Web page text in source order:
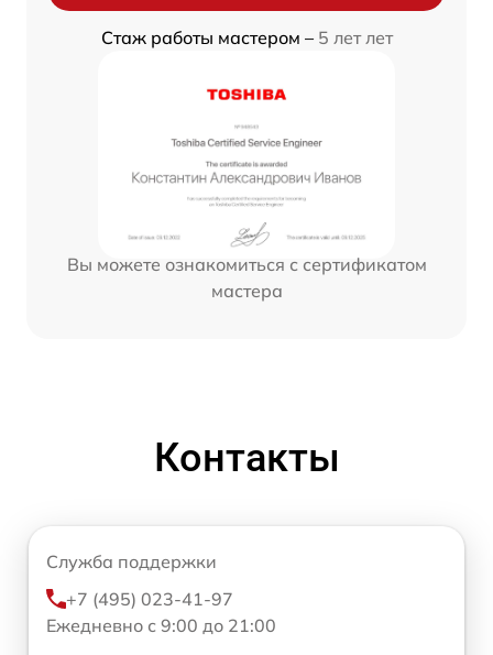
Стаж работы мастером – 5 лет лет
Вы можете ознакомиться с сертификатом
мастера
Контакты
Служба поддержки
+7 (495) 023-41-97
Ежедневно с 9:00 до 21:00